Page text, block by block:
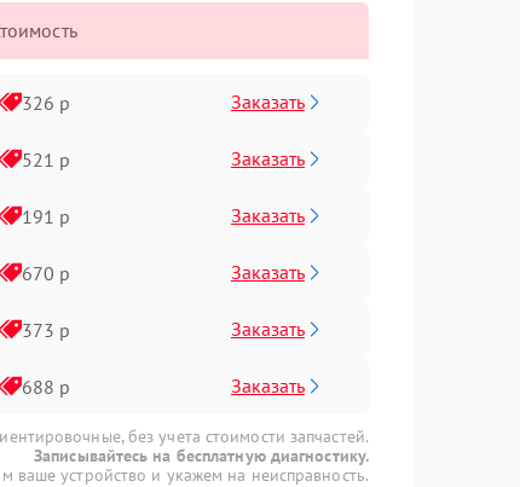
326 р Заказать
521 р Заказать
191 р Заказать
670 р Заказать
373 р Заказать
688 р Заказать
без учета стоимости запчастей.
Записывайтесь на бесплатную диагностику.
ваше устройство и укажем на неисправность.